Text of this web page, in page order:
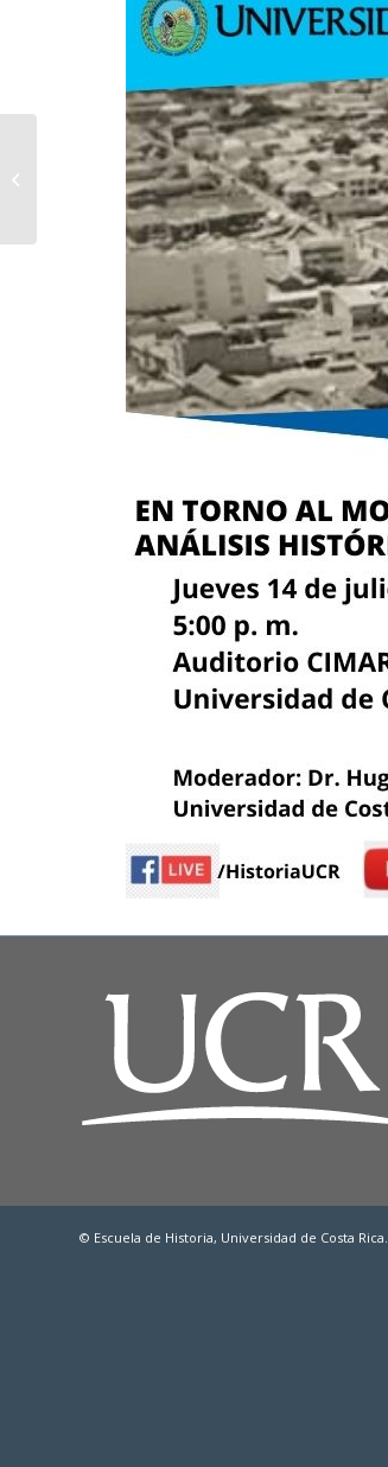
© Escuela de Historia, Universidad de Costa
Talleres para Estudios
Sociales y Educación